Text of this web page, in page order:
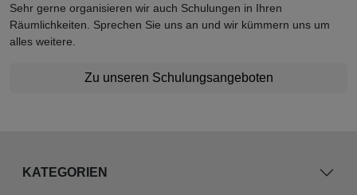
Sehr gerne organisieren wir auch Schulungen in Ihren
Räumlichkeiten. Sprechen Sie uns an und wir kümmern uns um
alles weitere.
Zu unseren Schulungsangeboten
KATEGORIEN